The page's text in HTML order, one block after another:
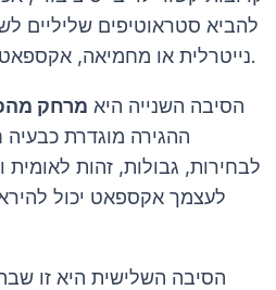
להביא סטראוטיפים שליליים
נייטרלית או מחמיאה, אקספאט יכול להיראות בטוח יותר.
הסיבה השנייה היא מרחק
ההגירה מוגדרת כבעיה
לבחירות, גבולות, זהות לאומית
לעצמך אקספאט יכול
הסיבה השלישית היא זו